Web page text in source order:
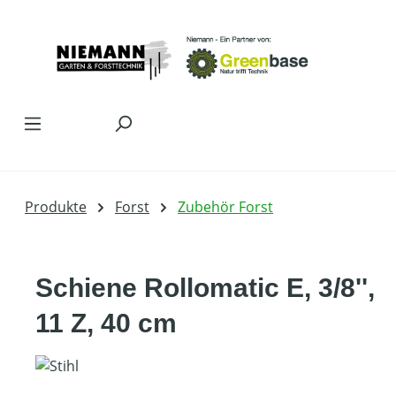
Produkte Forst Zubehör Forst
Schiene Rollomatic E, 3/8'',
11 Z, 40 cm